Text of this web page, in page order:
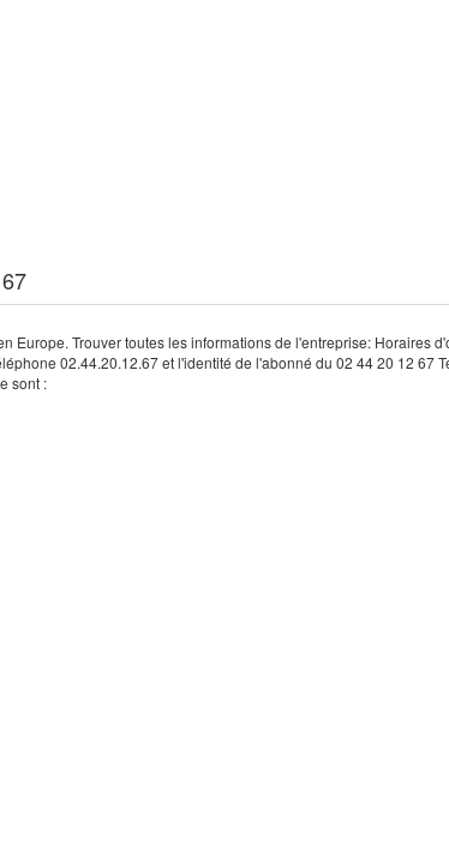
Europe. Trouver toutes les informations de l'entreprise: Horaires
02.44.20.12.67 et l'identité de l'abonné du 02 44 20 12 67
sont :